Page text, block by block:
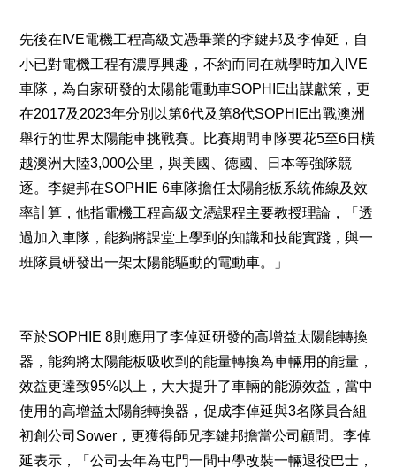
先後在IVE電機工程高級文憑畢業的李鍵邦及李倬延，自
小已對電機工程有濃厚興趣，不約而同在就學時加入IVE
車隊，為自家研發的太陽能電動車SOPHIE出謀獻策，更
在2017及2023年分別以第6代及第8代SOPHIE出戰澳洲
舉行的世界太陽能車挑戰賽。比賽期間車隊要花5至6日橫
越澳洲大陸3,000公里，與美國、德國、日本等強隊競
逐。李鍵邦在SOPHIE 6車隊擔任太陽能板系統佈線及效
率計算，他指電機工程高級文憑課程主要教授理論，「透
過加入車隊，能夠將課堂上學到的知識和技能實踐，與一
班隊員研發出一架太陽能驅動的電動車。」
至於SOPHIE 8則應用了李倬延研發的高增益太陽能轉換
器，能夠將太陽能板吸收到的能量轉換為車輛用的能量，
效益更達致95%以上，大大提升了車輛的能源效益，當中
使用的高增益太陽能轉換器，促成李倬延與3名隊員合組
初創公司Sower，更獲得師兄李鍵邦擔當公司顧問。李倬
延表示，「公司去年為屯門一間中學改裝一輛退役巴士，